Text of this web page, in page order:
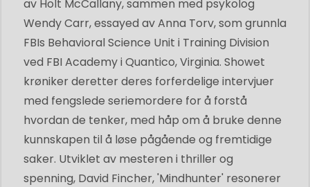
av Holt McCallany, sammen med psykolog
Wendy Carr, essayed av Anna Torv, som grunnla
FBIs Behavioral Science Unit i Training Division
ved FBI Academy i Quantico, Virginia. Showet
krøniker deretter deres forferdelige intervjuer
med fengslede seriemordere for å forstå
hvordan de tenker, med håp om å bruke denne
kunnskapen til å løse pågående og fremtidige
saker. Utviklet av mesteren i thriller og
spenning, David Fincher, 'Mindhunter' resonerer